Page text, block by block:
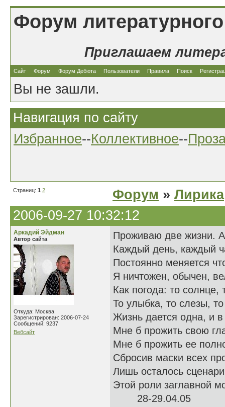
Форум
Приглашаем
Сайт Форум Форум Дебюта Пользователи Правила Поиск
Вы не зашли.
Навигация по сайту
Избранное--Коллективное--
Страниц: 1 2 Форум » Лирика
2006-09-27 10:32:12
Аркадий Эйдман
Автор сайта
Откуда: Москва
Зарегистрирован: 2006-07-24
Сообщений: 9237
Вебсайт
Проживаю две жизни.
Каждый день, каждый
Постоянно меняется
Я ничтожен, обычен,
Как погода: то солнце,
То улыбка, то слезы,
Жизнь дается одна, и
Мне б прожить свою
Мне б прожить ее
Сбросив маски всех
Лишь осталось
Этой роли заглавной
28-29.04.05